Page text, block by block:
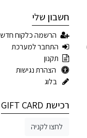
חשבון שלי
הרשמה כלקוח חדש
התחבר למערכת
תקנון
הצהרת נגישות
בלוג
רכישת GIFT CARD
לחצו לקניה